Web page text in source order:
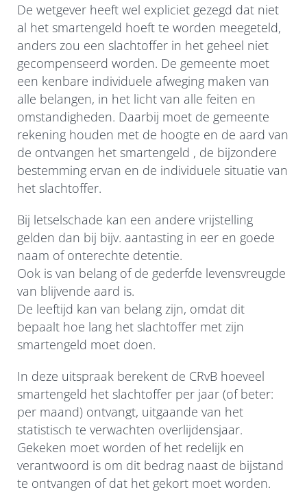
De wetgever heeft wel expliciet gezegd dat niet
al het smartengeld hoeft te worden meegeteld,
anders zou een slachtoffer in het geheel niet
gecompenseerd worden. De gemeente moet
een kenbare individuele afweging maken van
alle belangen, in het licht van alle feiten en
omstandigheden. Daarbij moet de gemeente
rekening houden met de hoogte en de aard van
de ontvangen het smartengeld , de bijzondere
bestemming ervan en de individuele situatie van
het slachtoffer.
Bij letselschade kan een andere vrijstelling
gelden dan bij bijv. aantasting in eer en goede
naam of onterechte detentie.
Ook is van belang of de gederfde levensvreugde
van blijvende aard is.
De leeftijd kan van belang zijn, omdat dit
bepaalt hoe lang het slachtoffer met zijn
smartengeld moet doen.
In deze uitspraak berekent de CRvB hoeveel
smartengeld het slachtoffer per jaar (of beter:
per maand) ontvangt, uitgaande van het
statistisch te verwachten overlijdensjaar.
Gekeken moet worden of het redelijk en
verantwoord is om dit bedrag naast de bijstand
te ontvangen of dat het gekort moet worden.